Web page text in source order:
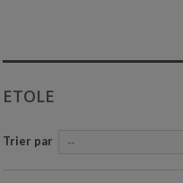
ETOLE
Trier par --